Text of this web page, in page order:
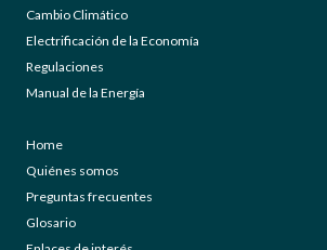
Cambio Climático
Electrificación de la Economía
Regulaciones
Manual de la Energía
Home
Quiénes somos
Preguntas frecuentes
Glosario